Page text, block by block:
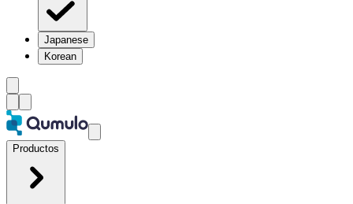
Japanese
Korean
Productos